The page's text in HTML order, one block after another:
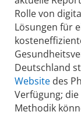
Rolle von
Lösungen für
Deutschland
Website des
Verfügung;
Methodik